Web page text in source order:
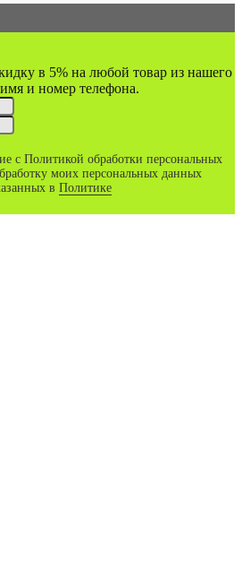
в 5% на любой товар из нашего
и номер телефона.
с Политикой обработки персональных
моих персональных данных
в Политике